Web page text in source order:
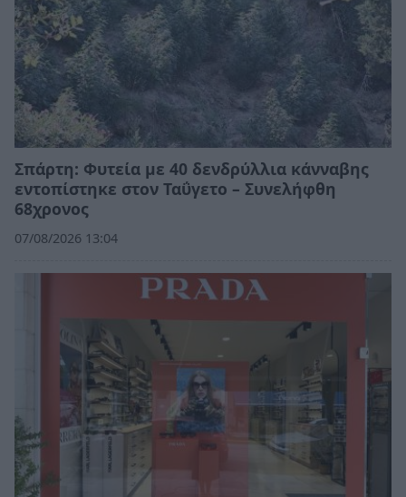
Σπάρτη: Φυτεία με 40 δενδρύλλια κάνναβης
εντοπίστηκε στον Ταΰγετο – Συνελήφθη
68χρονος
07/08/2026 13:04